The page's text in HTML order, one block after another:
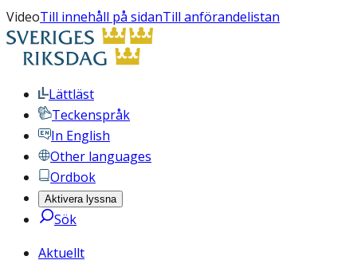
VideoTill innehåll på sidanTill anförandelistan
Lättläst
Teckenspråk
In English
Other languages
Ordbok
Aktivera lyssna
Sök
Aktuellt